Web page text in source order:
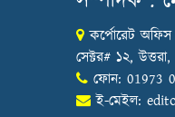
কর্পোরেট
সেক্টর# ১২,
ফোন: 01973
ই-মেইল: